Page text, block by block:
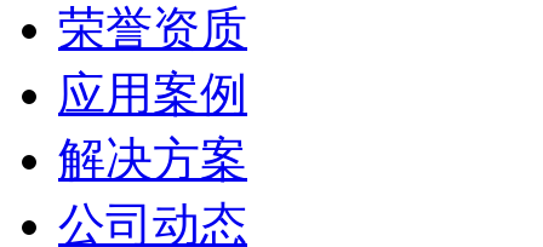
荣誉资质
应用案例
解决方案
公司动态